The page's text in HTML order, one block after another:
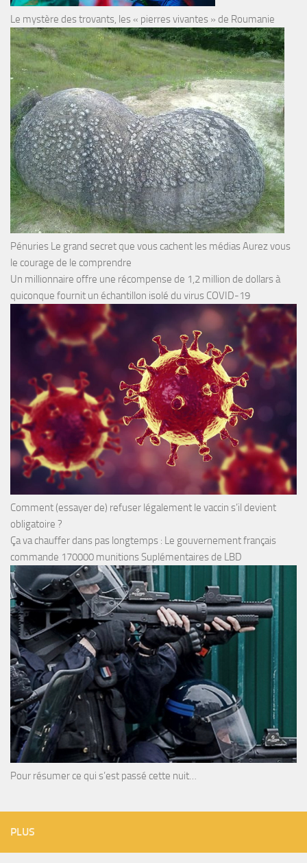
Le mystère des trovants, les « pierres vivantes » de Roumanie
Pénuries Le grand secret que vous cachent les médias Aurez vous
le courage de le comprendre
Un millionnaire offre une récompense de 1,2 million de dollars à
quiconque fournit un échantillon isolé du virus COVID-19
Comment (essayer de) refuser légalement le vaccin s’il devient
obligatoire ?
Ça va chauffer dans pas longtemps : Le gouvernement français
commande 170000 munitions Suplémentaires de LBD
Pour résumer ce qui s’est passé cette nuit…
PLUS